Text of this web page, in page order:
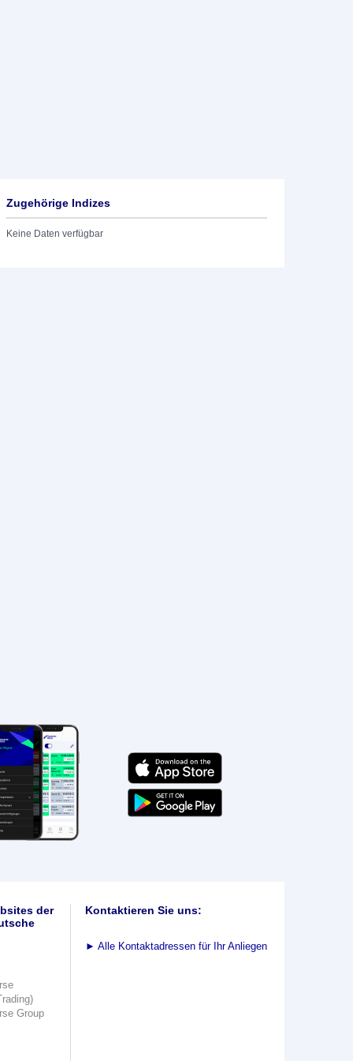
Zugehörige Indizes
Keine Daten verfügbar
der
Group
Kontaktieren Sie uns:
► Alle Kontaktadressen für Ihr Anliegen